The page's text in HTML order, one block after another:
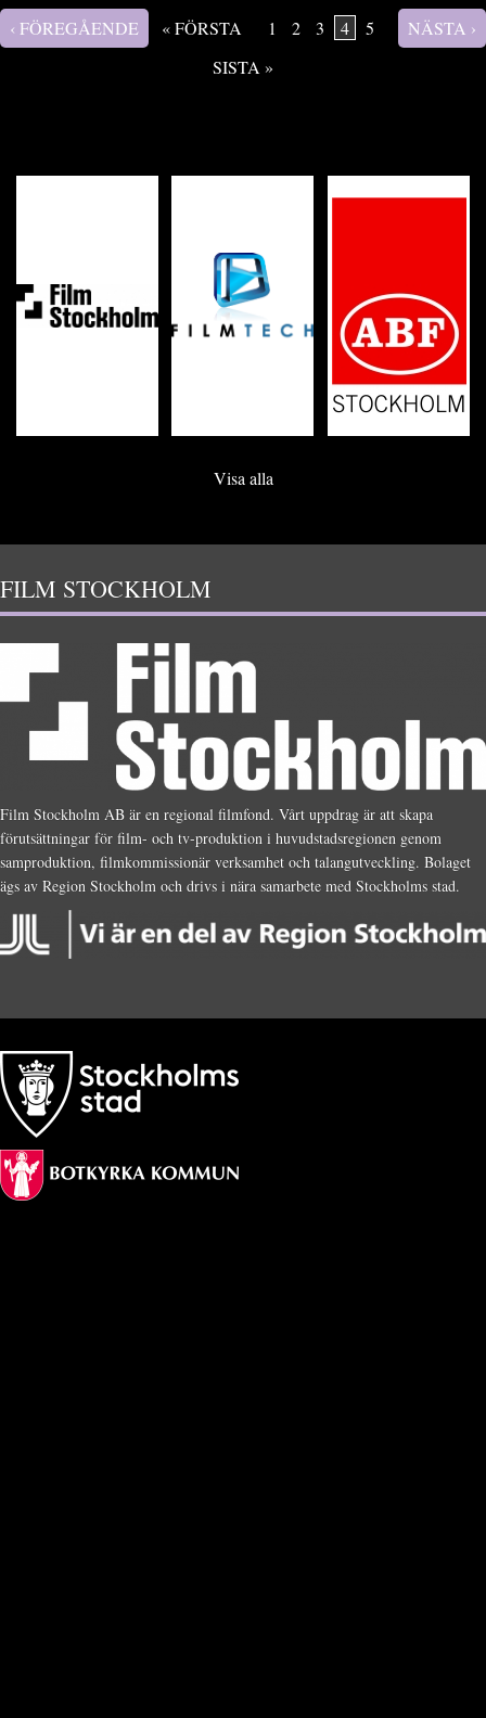
Sidor
« FÖRSTA
‹ FÖREGÅENDE 1 2 3 4 5
NÄSTA ›
SISTA »
Visa alla
FILM STOCKHOLM
Film Stockholm AB är en regional filmfond. Vårt uppdrag är att skapa
förutsättningar för film- och tv-produktion i huvudstadsregionen genom
samproduktion, filmkommissionär verksamhet och talangutveckling. Bolaget
ägs av Region Stockholm och drivs i nära samarbete med Stockholms stad.